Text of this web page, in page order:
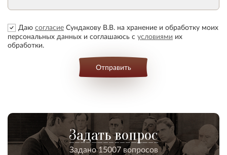
Даю согласие Сундакову В.В. на хранение и обработку моих
персональных данных и соглашаюсь с условиями их
обработки.
Отправить
Задать вопрос
Задано 15007 вопросов